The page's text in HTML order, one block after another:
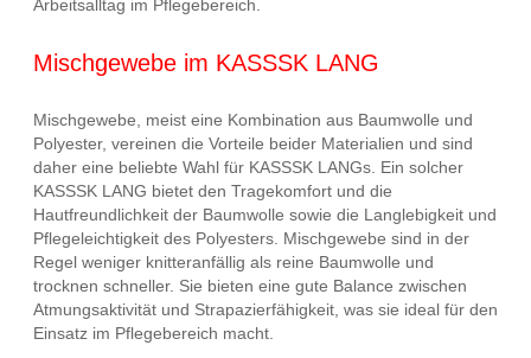
Arbeitsalltag im Pflegebereich.
Mischgewebe im KASSSK LANG
Mischgewebe, meist eine Kombination aus Baumwolle und
Polyester, vereinen die Vorteile beider Materialien und sind
daher eine beliebte Wahl für KASSSK LANGs. Ein solcher
KASSSK LANG bietet den Tragekomfort und die
Hautfreundlichkeit der Baumwolle sowie die Langlebigkeit und
Pflegeleichtigkeit des Polyesters. Mischgewebe sind in der
Regel weniger knitteranfällig als reine Baumwolle und
trocknen schneller. Sie bieten eine gute Balance zwischen
Atmungsaktivität und Strapazierfähigkeit, was sie ideal für den
Einsatz im Pflegebereich macht.